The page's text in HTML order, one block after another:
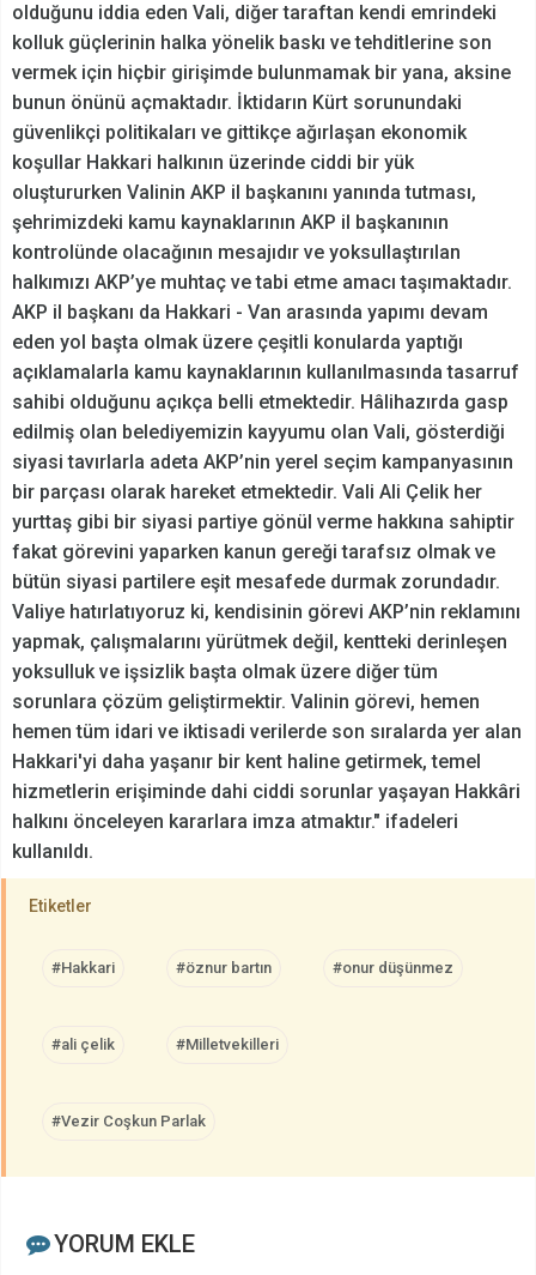
olduğunu iddia eden Vali, diğer taraftan kendi emrindeki
kolluk güçlerinin halka yönelik baskı ve tehditlerine son
vermek için hiçbir girişimde bulunmamak bir yana, aksine
bunun önünü açmaktadır. İktidarın Kürt sorunundaki
güvenlikçi politikaları ve gittikçe ağırlaşan ekonomik
koşullar Hakkari halkının üzerinde ciddi bir yük
oluştururken Valinin AKP il başkanını yanında tutması,
şehrimizdeki kamu kaynaklarının AKP il başkanının
kontrolünde olacağının mesajıdır ve yoksullaştırılan
halkımızı AKP’ye muhtaç ve tabi etme amacı taşımaktadır.
AKP il başkanı da Hakkari - Van arasında yapımı devam
eden yol başta olmak üzere çeşitli konularda yaptığı
açıklamalarla kamu kaynaklarının kullanılmasında tasarruf
sahibi olduğunu açıkça belli etmektedir. Hâlihazırda gasp
edilmiş olan belediyemizin kayyumu olan Vali, gösterdiği
siyasi tavırlarla adeta AKP’nin yerel seçim kampanyasının
bir parçası olarak hareket etmektedir. Vali Ali Çelik her
yurttaş gibi bir siyasi partiye gönül verme hakkına sahiptir
fakat görevini yaparken kanun gereği tarafsız olmak ve
bütün siyasi partilere eşit mesafede durmak zorundadır.
Valiye hatırlatıyoruz ki, kendisinin görevi AKP’nin reklamını
yapmak, çalışmalarını yürütmek değil, kentteki derinleşen
yoksulluk ve işsizlik başta olmak üzere diğer tüm
sorunlara çözüm geliştirmektir. Valinin görevi, hemen
hemen tüm idari ve iktisadi verilerde son sıralarda yer alan
Hakkari'yi daha yaşanır bir kent haline getirmek, temel
hizmetlerin erişiminde dahi ciddi sorunlar yaşayan Hakkâri
halkını önceleyen kararlara imza atmaktır." ifadeleri
kullanıldı.
Etiketler
#Hakkari #öznur bartın #onur düşünmez
#ali çelik #Milletvekilleri
#Vezir Coşkun Parlak
YORUM EKLE